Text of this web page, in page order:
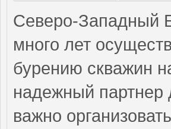
Северо-Западный
много лет
бурению скважин
надежный партнер
важно